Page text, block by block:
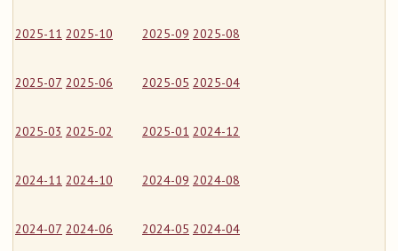
2025-11 2025-10 2025-09 2025-08
2025-07 2025-06 2025-05 2025-04
2025-03 2025-02 2025-01 2024-12
2024-11 2024-10 2024-09 2024-08
2024-07 2024-06 2024-05 2024-04